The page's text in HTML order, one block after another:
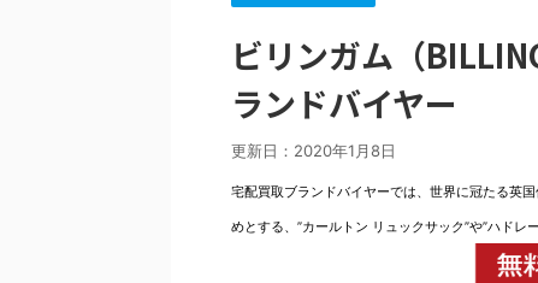
ビリンガム（
ランドバイヤー
更新日： 2020年1月8日
宅配買取ブランドバイヤーでは、世界に冠たる英
めとする、”カールトン リュックサック”や”ハドレ